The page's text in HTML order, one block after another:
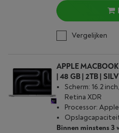
Vergelijken
APPLE
| 48 GB | 2TB |
Scherm: 16.2
Retina XDR
Processor:
Binnen minstens 3